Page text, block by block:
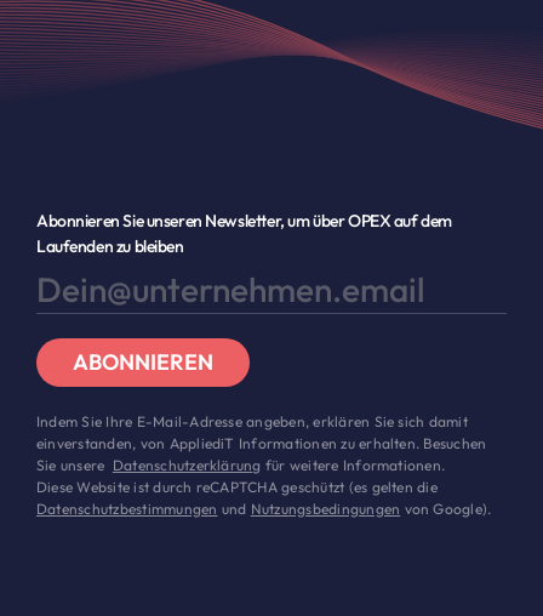
Abonnieren Sie unseren Newsletter, um über OPEX auf dem
Laufenden zu bleiben
ABONNIEREN
Indem Sie Ihre E-Mail-Adresse angeben, erklären Sie sich damit
einverstanden, von AppliediT Informationen zu erhalten. Besuchen
Sie unsere Datenschutzerklärung für weitere Informationen.
Diese Website ist durch reCAPTCHA geschützt (es gelten die
Datenschutzbestimmungen und Nutzungsbedingungen von Google).